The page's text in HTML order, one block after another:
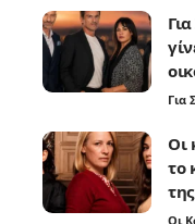
Για
Οι
το
της
Οι